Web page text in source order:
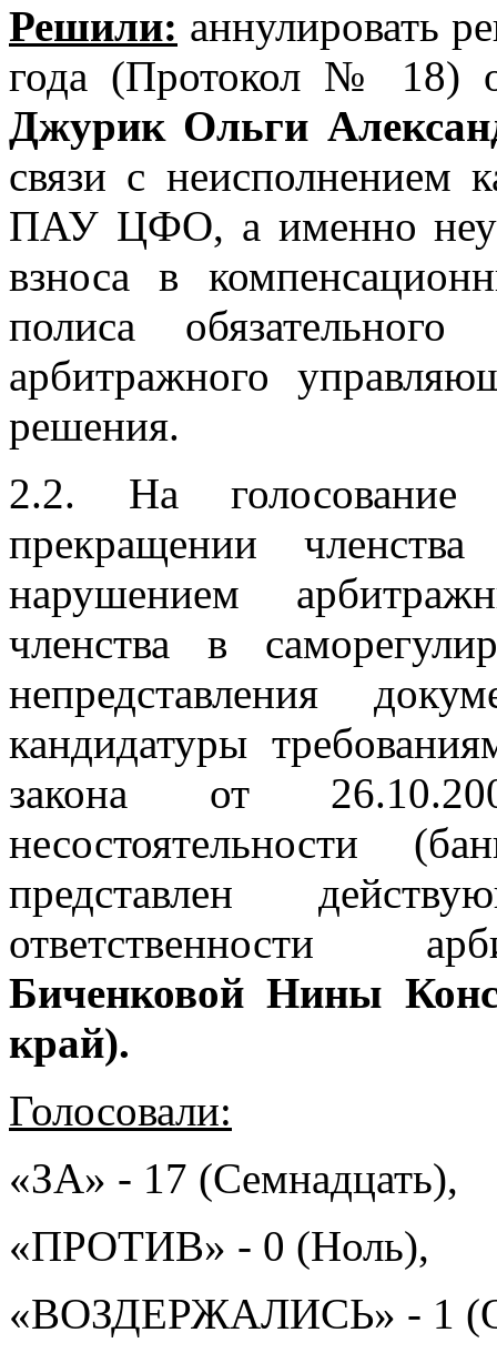
Решили: аннулировать
года (Протокол №
Джурик Ольги
связи с неисполнением
ПАУ ЦФО, а именно
взноса в
полиса обязательного
арбитражного
решения.
2.2. На
прекращении
нарушением
членства в
непредставления
кандидатуры
закона от
несостоятельности
представлен
ответственности
Биченковой Нины
край).
Голосовали:
«ЗА» - 17 (Семнадцать),
«ПРОТИВ» - 0 (Ноль),
«ВОЗДЕРЖАЛИСЬ» - 1